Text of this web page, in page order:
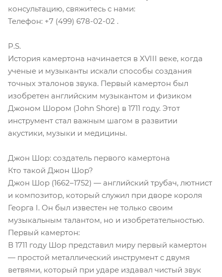
консультацию, свяжитесь с нами:
Телефон: +7 (499) 678-02-02 .
P.S.
История камертона начинается в XVIII веке, когда
ученые и музыканты искали способы создания
точных эталонов звука. Первый камертон был
изобретен английским музыкантом и физиком
Джоном Шором (John Shore) в 1711 году. Этот
инструмент стал важным шагом в развитии
акустики, музыки и медицины.
Джон Шор: создатель первого камертона
Кто такой Джон Шор?
Джон Шор (1662–1752) — английский трубач, лютнист
и композитор, который служил при дворе короля
Георга I. Он был известен не только своим
музыкальным талантом, но и изобретательностью.
Первый камертон:
В 1711 году Шор представил миру первый камертон
— простой металлический инструмент с двумя
ветвями, который при ударе издавал чистый звук